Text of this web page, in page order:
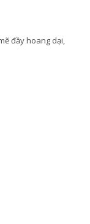
đầy hoang dại,